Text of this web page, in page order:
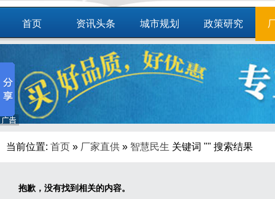
首页 资讯头条 城市规划 政策研究
智慧应用 商圈
当前位置: 首页 » 厂家直供 » 智慧民生 关键词 "" 搜索结果
抱歉，没有找到相关的内容。